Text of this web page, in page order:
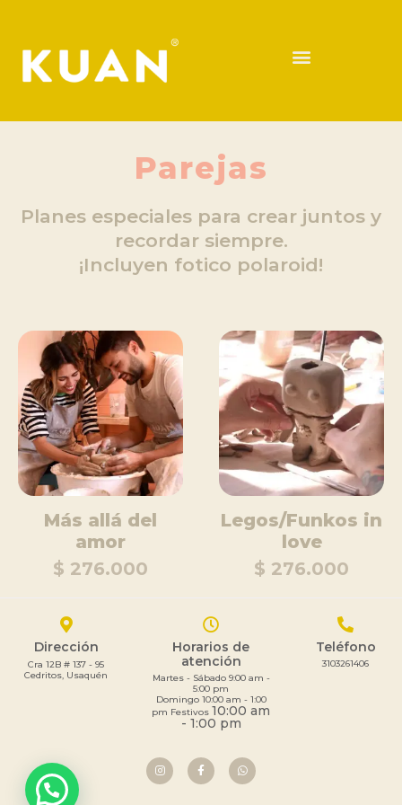
Parejas
Planes especiales para crear juntos y
recordar siempre.
¡Incluyen fotico polaroid!
Más allá del
amor
$ 276.000
Legos/Funkos in
love
$ 276.000
Dirección
Cra 12B # 137 - 95
Cedritos, Usaquén
Horarios de
atención
Martes - Sábado 9:00 am -
5:00 pm
Domingo 10:00 am - 1:00
pm Festivos 10:00 am
- 1:00 pm
Teléfono
3103261406